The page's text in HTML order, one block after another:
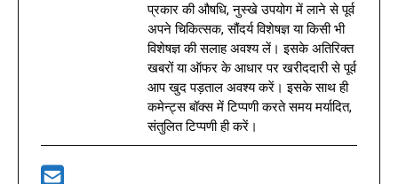
प्रकार की औषधि, नुस्खे उपयोग में लाने से पूर्व
अपने चिकित्सक, सौंदर्य विशेषज्ञ या किसी भी
विशेषज्ञ की सलाह अवश्य लें। इसके अतिरिक्त
खबरों या ऑफर के आधार पर खरीददारी से पूर्व
आप खुद पड़ताल अवश्य करें। इसके साथ ही
कमेन्ट्स बॉक्स में टिप्पणी करते समय मर्यादित,
संतुलित टिप्पणी ही करें।